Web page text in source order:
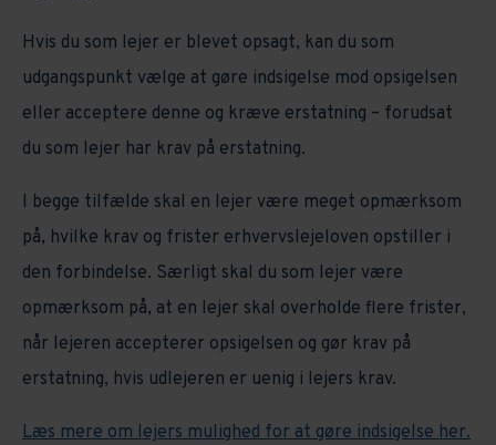
Hvis du som lejer er blevet opsagt, kan du som
udgangspunkt vælge at gøre indsigelse mod opsigelsen
eller acceptere denne og kræve erstatning – forudsat
du som lejer har krav på erstatning.
I begge tilfælde skal en lejer være meget opmærksom
på, hvilke krav og frister erhvervslejeloven opstiller i
den forbindelse. Særligt skal du som lejer være
opmærksom på, at en lejer skal overholde flere frister,
når lejeren accepterer opsigelsen og gør krav på
erstatning, hvis udlejeren er uenig i lejers krav.
Læs mere om lejers mulighed for at gøre indsigelse her.